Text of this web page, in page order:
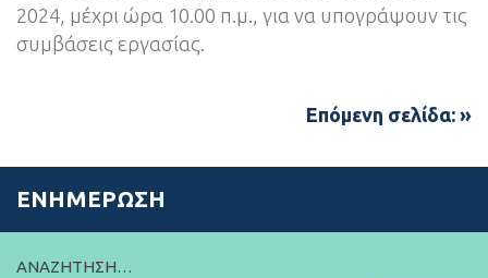
2024, μέχρι ώρα 10.00 π.μ., για να υπογράψουν τις
συμβάσεις εργασίας.
Επόμενη σελίδα: »
ΕΝΗΜΈΡΩΣΗ
ΑΝΑΖΉΤΗΣΗ…